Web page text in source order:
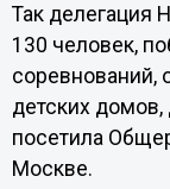
Так делегация
130 человек,
соревнований,
детских
посетила
Москве.